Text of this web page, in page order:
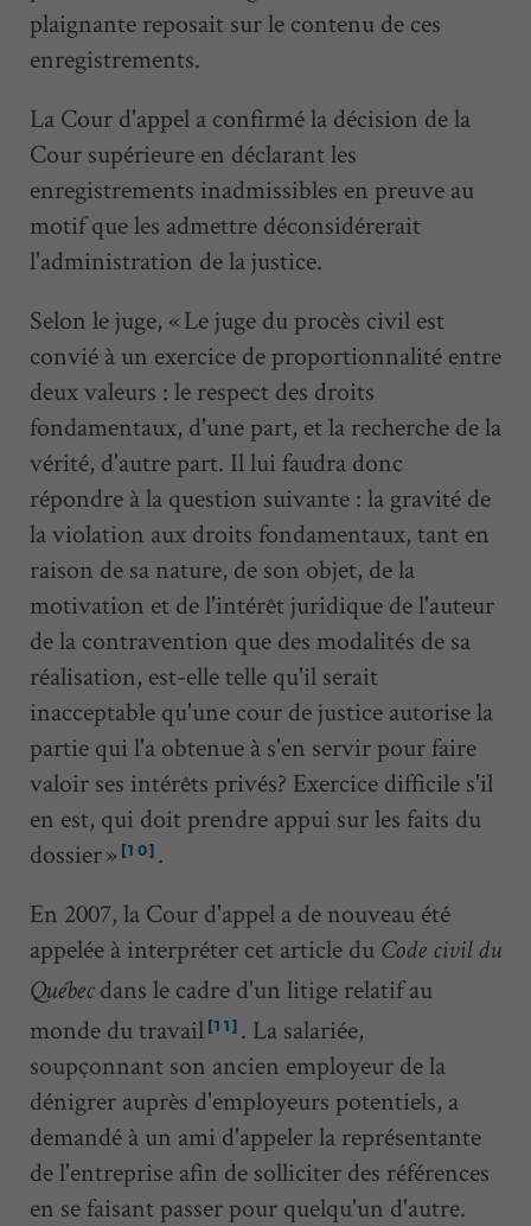
plaignante reposait sur le contenu de ces
enregistrements.
La Cour d'appel a confirmé la décision de la
Cour supérieure en déclarant les
enregistrements inadmissibles en preuve au
motif que les admettre déconsidérerait
l'administration de la justice.
Selon le juge, « Le juge du procès civil est
convié à un exercice de proportionnalité entre
deux valeurs : le respect des droits
fondamentaux, d'une part, et la recherche de la
vérité, d'autre part. Il lui faudra donc
répondre à la question suivante : la gravité de
la violation aux droits fondamentaux, tant en
raison de sa nature, de son objet, de la
motivation et de l'intérêt juridique de l'auteur
de la contravention que des modalités de sa
réalisation, est-elle telle qu'il serait
inacceptable qu'une cour de justice autorise la
partie qui l'a obtenue à s'en servir pour faire
valoir ses intérêts privés? Exercice difficile s'il
en est, qui doit prendre appui sur les faits du
dossier » [10] .
En 2007, la Cour d'appel a de nouveau été
appelée à interpréter cet article du Code civil du
Québecdans le cadre d'un litige relatif au
monde du travail [11] . La salariée,
soupçonnant son ancien employeur de la
dénigrer auprès d'employeurs potentiels, a
demandé à un ami d'appeler la représentante
de l'entreprise afin de solliciter des références
en se faisant passer pour quelqu'un d'autre.